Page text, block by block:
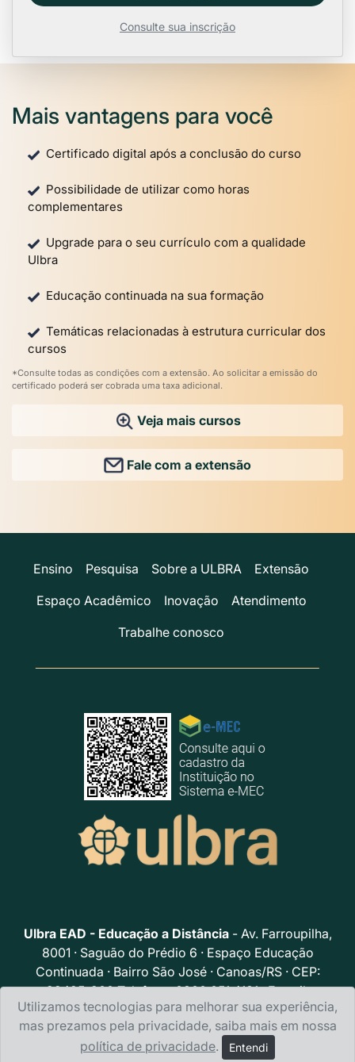
Consulte sua inscrição
Mais vantagens para você
Certificado digital após a conclusão do curso
Possibilidade de utilizar como horas
complementares
Upgrade para o seu currículo com a qualidade
Ulbra
Educação continuada na sua formação
Temáticas relacionadas à estrutura curricular dos
cursos
*Consulte todas as condições com a extensão. Ao solicitar a emissão do
certificado poderá ser cobrada uma taxa adicional.
Veja mais cursos
Fale com a extensão
Ensino Pesquisa Sobre a ULBRA
Extensão
Espaço Acadêmico
Inovação
Atendimento
Trabalhe conosco
Ulbra EAD - Educação a Distância- Av. Farroupilha,
8001 · Saguão do Prédio 6 · Espaço Educação
Continuada · Bairro São José · Canoas/RS · CEP:
92425-900 Telefone: 0800.051.4131 · E-mail:
portalead@ulbra.br
Política de privacidade
Utilizamos tecnologias para melhorar sua experiência,
mas prezamos pela privacidade, saiba mais em nossa
política de privacidade. Entendi